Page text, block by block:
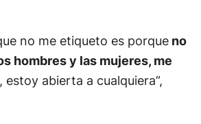
no me etiqueto es porqueno
hombres y las mujeres, me
estoy abierta a cualquiera”,